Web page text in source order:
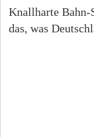
Knallharte Bahn-
das, was